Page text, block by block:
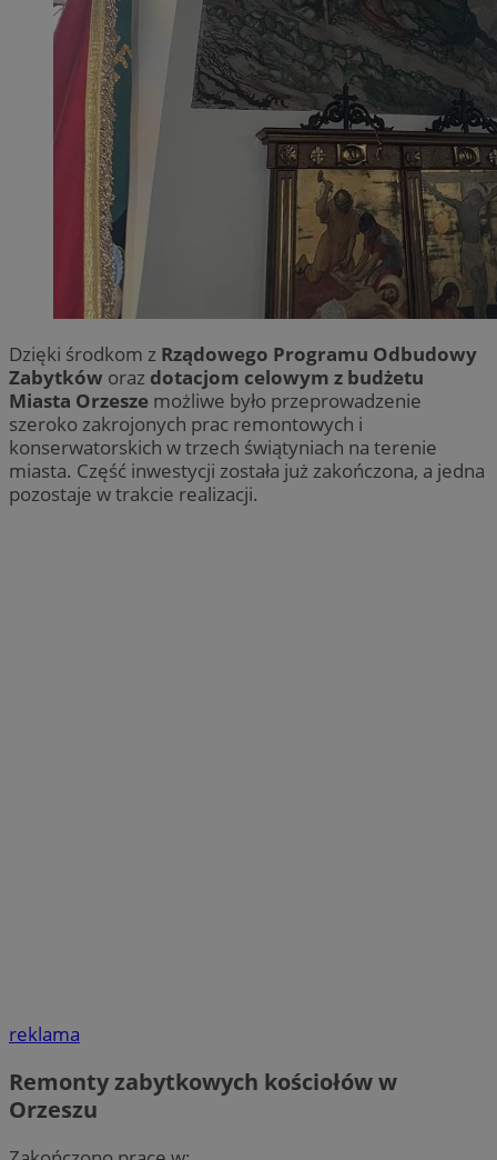
Dzięki środkom z Rządowego Programu Odbudowy
Zabytków oraz dotacjom celowym z budżetu
Miasta Orzesze możliwe było przeprowadzenie
szeroko zakrojonych prac remontowych i
konserwatorskich w trzech świątyniach na terenie
miasta. Część inwestycji została już zakończona, a jedna
pozostaje w trakcie realizacji.
reklama
Remonty zabytkowych kościołów w
Orzeszu